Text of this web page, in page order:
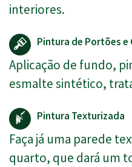
interiores.
Pintura de Portões e
Aplicação de fundo,
esmalte sintético,
Pintura Texturizada
Faça já uma parede
quarto, que dará um